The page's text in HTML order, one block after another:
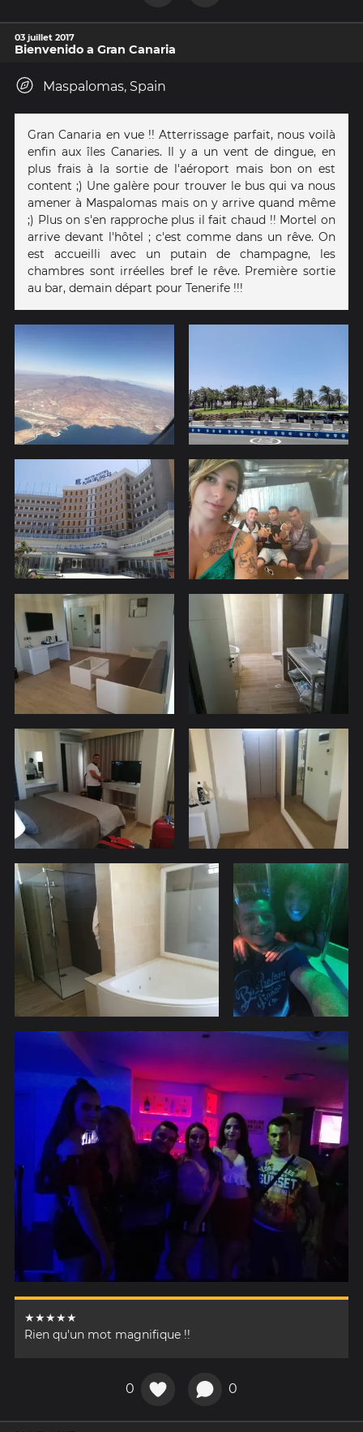
03 juillet 2017
Bienvenido a Gran Canaria
Maspalomas, Spain
Gran Canaria en vue !! Atterrissage parfait, nous voilà
enfin aux îles Canaries. Il y a un vent de dingue, en
plus frais à la sortie de l'aéroport mais bon on est
content ;) Une galère pour trouver le bus qui va nous
amener à Maspalomas mais on y arrive quand même
;) Plus on s'en rapproche plus il fait chaud !! Mortel on
arrive devant l'hôtel ; c'est comme dans un rêve. On
est accueilli avec un putain de champagne, les
chambres sont irréelles bref le rêve. Première sortie
au bar, demain départ pour Tenerife !!!
★★★★★
Rien qu'un mot magnifique !!
0 0